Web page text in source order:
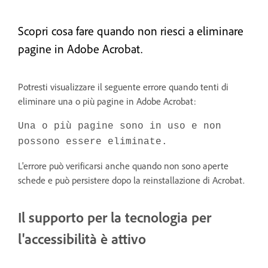
Scopri cosa fare quando non riesci a eliminare
pagine in Adobe Acrobat.
Potresti visualizzare il seguente errore quando tenti di
eliminare una o più pagine in Adobe Acrobat:
Una o più pagine sono in uso e non
possono essere eliminate.
L'errore può verificarsi anche quando non sono aperte
schede e può persistere dopo la reinstallazione di Acrobat.
Il supporto per la tecnologia per
l'accessibilità è attivo